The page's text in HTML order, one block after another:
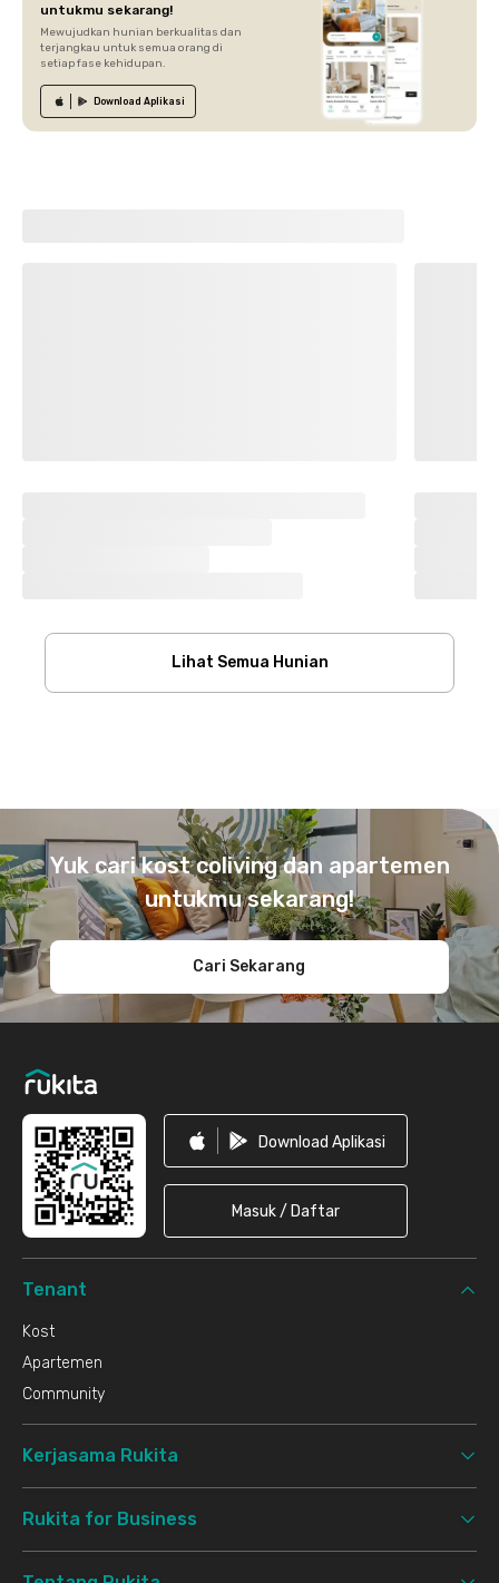
untukmu sekarang!
Mewujudkan hunian berkualitas dan
terjangkau untuk semua orang di
setiap fase kehidupan.
Download Aplikasi
Lihat Semua Hunian
Yuk cari kost coliving dan apartemen
untukmu sekarang!
Cari Sekarang
Download Aplikasi
Masuk / Daftar
Tenant
Kost
Apartemen
Community
Kerjasama Rukita
Rukita for Business